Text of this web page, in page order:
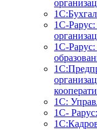
1С-Рарус:
1С-Рарус:
1С:
1С-